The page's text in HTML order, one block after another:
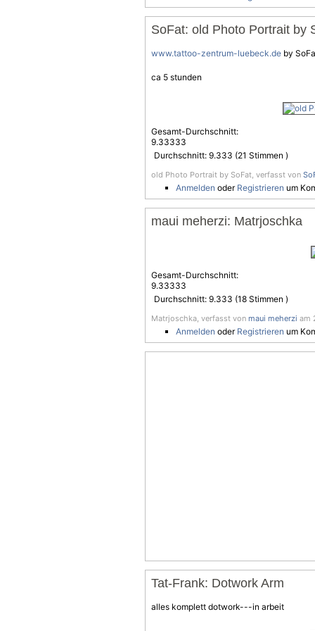
SoFat: old Photo Portrait by
www.tattoo-zentrum-luebeck.de by
ca 5 stunden
Gesamt-Durchschnitt:
9.33333
Durchschnitt: 9.333 (21 Stimmen )
old Photo Portrait by SoFat, verfasst von
Anmelden oder Registrieren um
maui meherzi: Matrjoschka
Gesamt-Durchschnitt:
9.33333
Durchschnitt: 9.333 (18 Stimmen )
Matrjoschka, verfasst von maui meherzi am
Anmelden oder Registrieren um
Tat-Frank: Dotwork Arm
alles komplett dotwork---in arbeit